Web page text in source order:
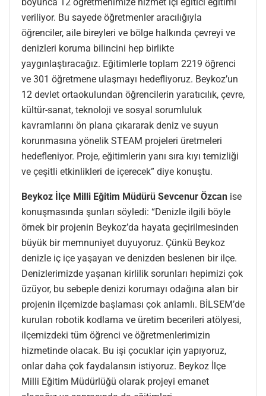
boyunca 12 öğretmenimize hizmet içi eğitici eğitimi
veriliyor. Bu sayede öğretmenler aracılığıyla
öğrenciler, aile bireyleri ve bölge halkında çevreyi ve
denizleri koruma bilincini hep birlikte
yaygınlaştıracağız. Eğitimlerle toplam 2219 öğrenci
ve 301 öğretmene ulaşmayı hedefliyoruz. Beykoz’un
12 devlet ortaokulundan öğrencilerin yaratıcılık, çevre,
kültür-sanat, teknoloji ve sosyal sorumluluk
kavramlarını ön plana çıkararak deniz ve suyun
korunmasına yönelik STEAM projeleri üretmeleri
hedefleniyor. Proje, eğitimlerin yanı sıra kıyı temizliği
ve çeşitli etkinlikleri de içerecek” diye konuştu.
Beykoz İlçe Milli Eğitim Müdürü Sevcenur Özcan ise
konuşmasında şunları söyledi: “Denizle ilgili böyle
örnek bir projenin Beykoz’da hayata geçirilmesinden
büyük bir memnuniyet duyuyoruz. Çünkü Beykoz
denizle iç içe yaşayan ve denizden beslenen bir ilçe.
Denizlerimizde yaşanan kirlilik sorunları hepimizi çok
üzüyor, bu sebeple denizi korumayı odağına alan bir
projenin ilçemizde başlaması çok anlamlı. BİLSEM’de
kurulan robotik kodlama ve üretim becerileri atölyesi,
ilçemizdeki tüm öğrenci ve öğretmenlerimizin
hizmetinde olacak. Bu işi çocuklar için yapıyoruz,
onlar daha çok faydalansın istiyoruz. Beykoz İlçe
Milli Eğitim Müdürlüğü olarak projeyi emanet